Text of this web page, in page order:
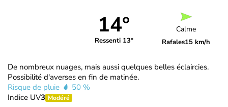
14°
Ressenti 13°
Calme
Rafales15 km/h
De nombreux nuages, mais aussi quelques belles éclaircies.
Possibilité d'averses en fin de matinée.
Risque de pluie
50 %
Indice UV3 Modéré